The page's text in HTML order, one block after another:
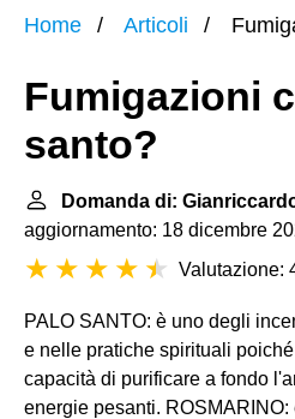
Home Articoli
Fumigazioni
santo?
Domanda di:
aggiornamento: 18 dicembre
Valutazione:
PALO SANTO: è uno degli
e nelle pratiche spirituali
capacità di purificare a fondo
energie pesanti.